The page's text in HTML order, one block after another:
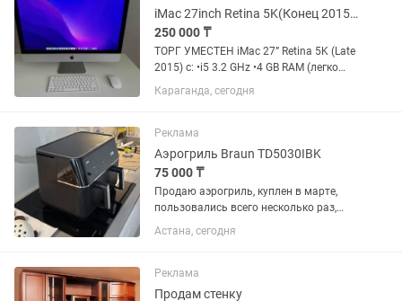
iMac 27inch Retina 5K(Конец 2015 выпуск)
250 000 ₸
ТОРГ УМЕСТЕН iMac 27” Retina 5K (Late
2015) с: •i5 3.2 GHz •4 GB RAM (легко
апгрейдить до 16-32gb ram по
желанию !) •AMD R9 M380 Клавиатура
одной царапинки...
Караганда, сегодня
Реклама
Аэрогриль Braun TD5030IBK
75 000 ₸
Продаю аэрогриль, куплен в марте,
пользовались всего несколько раз,
можно сказать что новый. Коробки
нет. Готовит разнообразные блюда за
готовку нет времени даже с...
Астана, сегодня
Реклама
Продам стенку